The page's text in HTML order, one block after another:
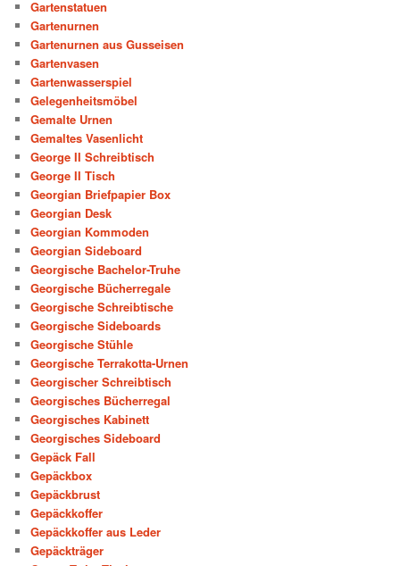
Gartenstatuen
Gartenurnen
Gartenurnen aus Gusseisen
Gartenvasen
Gartenwasserspiel
Gelegenheitsmöbel
Gemalte Urnen
Gemaltes Vasenlicht
George II Schreibtisch
George II Tisch
Georgian Briefpapier Box
Georgian Desk
Georgian Kommoden
Georgian Sideboard
Georgische Bachelor-Truhe
Georgische Bücherregale
Georgische Schreibtische
Georgische Sideboards
Georgische Stühle
Georgische Terrakotta-Urnen
Georgischer Schreibtisch
Georgisches Bücherregal
Georgisches Kabinett
Georgisches Sideboard
Gepäck Fall
Gepäckbox
Gepäckbrust
Gepäckkoffer
Gepäckkoffer aus Leder
Gepäckträger